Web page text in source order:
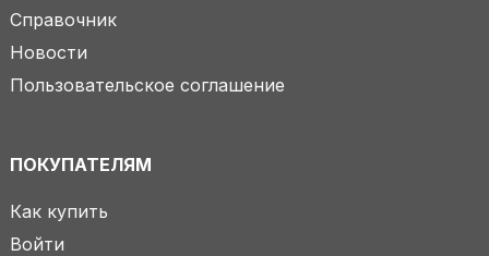
Справочник
Новости
Пользовательское соглашение
ПОКУПАТЕЛЯМ
Как купить
Войти